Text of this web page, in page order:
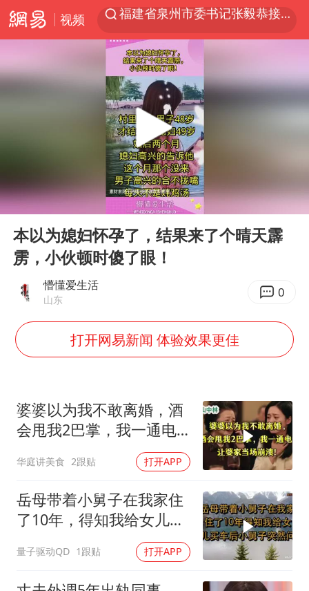
视频
台风白海豚实时路径
中医教你一招提升气血
胜宏科技：股票交易异常波动
中巨芯：上半年归母净利润1405.77万元
美股存储板块集体大跌
38岁演员求职万岁山NPC成功
老中医：立秋后养心是关键
我国外贸延续良好增长态势
东航：国内客票提前14天免费退改
欧阳娜娜窦靖童好搭
夯实基础开新局
Play
00:00 00:10
本以为媳妇怀孕了，结果来了个晴天霹
雳，小伙顿时傻了眼！
懵懂爱生活
山东 0
打开网易新闻 体验效果更佳
婆婆以为我不敢离婚，酒
会甩我2巴掌，我一通电
华庭讲美食 2跟贴 打开APP
岳母带着小舅子在我家住
了10年，得知我给女儿买
量子驱动QD 1跟贴 打开APP